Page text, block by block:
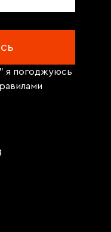
я погоджуюсь